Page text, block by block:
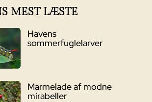
MEST LÆSTE
Havens
sommerfuglelarver
Marmelade af modne
mirabeller